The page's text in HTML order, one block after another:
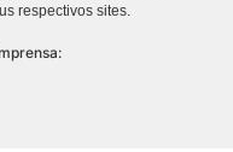
respectivos sites.